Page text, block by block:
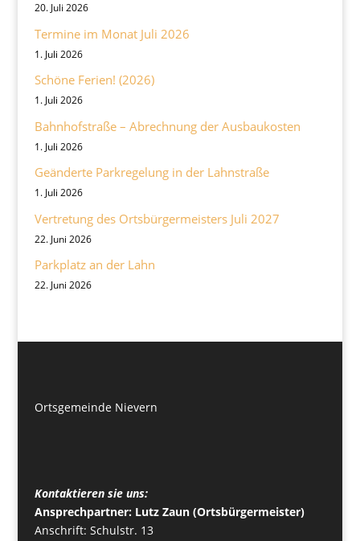
20. Juli 2026
Termine im Monat Juli 2026
1. Juli 2026
Schöne Ferien! (2026)
1. Juli 2026
Bahnhofstraße – Abrechnung der Ausbaukosten
1. Juli 2026
Geänderte Parkregelung in der Lahnstraße
1. Juli 2026
Vertretung des Ortsbürgermeisters Juli 2027
22. Juni 2026
Parkplatz an der Lahn
22. Juni 2026
Ortsgemeinde Nievern
Kontaktieren sie uns:
Ansprechpartner: Lutz Zaun (Ortsbürgermeister)
Anschrift: Schulstr. 13